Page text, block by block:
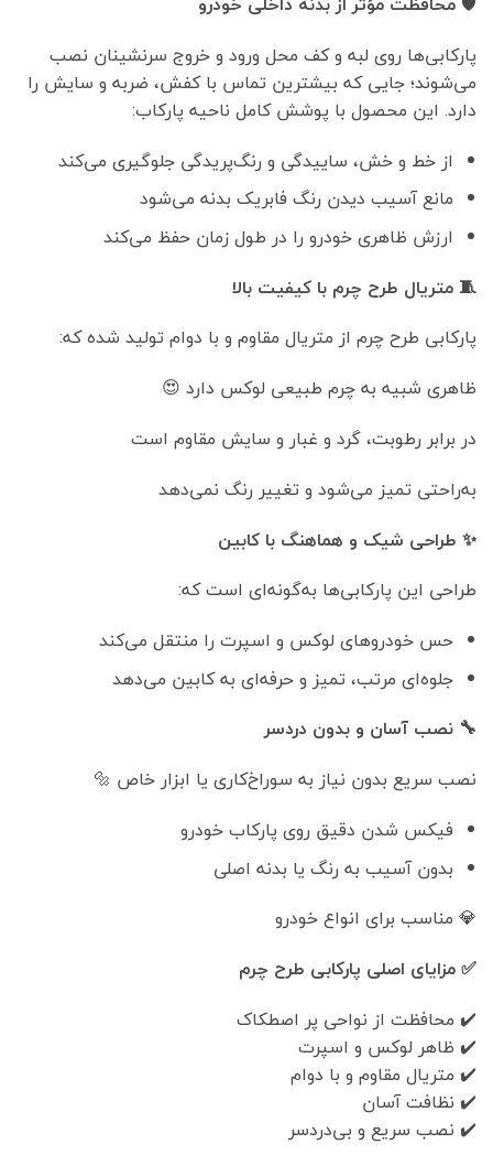
پارکابی‌ها روی لبه و کف محل ورود و خروج سرنشینان نصب
می‌شوند؛ جایی که بیشترین تماس با کفش، ضربه و سایش را
دارد. این محصول با پوشش کامل ناحیه پارکاب:
از خط و خش، ساییدگی و رنگ‌پریدگی جلوگیری می‌کند
مانع آسیب دیدن رنگ فابریک بدنه می‌شود
ارزش ظاهری خودرو را در طول زمان حفظ می‌کند
🧵 متریال طرح چرم با کیفیت بالا
پارکابی طرح چرم از متریال مقاوم و با دوام تولید شده که:
ظاهری شبیه به چرم طبیعی لوکس دارد 😍
در برابر رطوبت، گرد و غبار و سایش مقاوم است
به‌راحتی تمیز می‌شود و تغییر رنگ نمی‌دهد
✨ طراحی شیک و هماهنگ با کابین
طراحی این پارکابی‌ها به‌گونه‌ای است که:
حس خودروهای لوکس و اسپرت را منتقل می‌کند
جلوه‌ای مرتب، تمیز و حرفه‌ای به کابین می‌دهد
🔧 نصب آسان و بدون دردسر
نصب سریع بدون نیاز به سوراخ‌کاری یا ابزار خاص 🔩
فیکس شدن دقیق روی پارکاب خودرو
بدون آسیب به رنگ یا بدنه اصلی
💎 مناسب برای انواع خودرو
✅ مزایای اصلی پارکابی طرح چرم
✔️ محافظت از نواحی پر اصطکاک
✔️ ظاهر لوکس و اسپرت
✔️ متریال مقاوم و با دوام
✔️ نظافت آسان
✔️ نصب سریع و بی‌دردسر